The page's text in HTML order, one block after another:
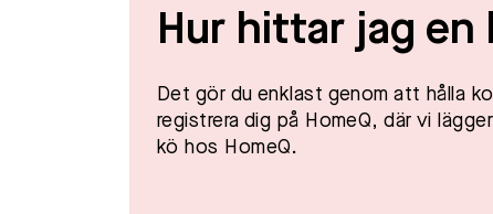
Hur hittar jag
Det gör du enklast genom att hålla
registrera dig på HomeQ, där vi
kö hos HomeQ.​